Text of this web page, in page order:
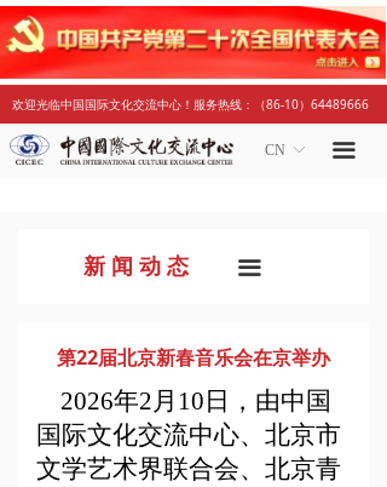
끀
首页
关于我们
ꁕ 中心简介
中心章程
联系我们
新闻动态
欢迎光临中国国际文化交流中心！服务热线：（86-10）64489666
ꀅ
CN
第22届北京新春音乐会在京举办
2026年2月10日，由中国
国际文化交流中心、北京市
文学艺术界联合会、北京青
新 闻 动 态 끀
行业新闻
中心动态
研究院动态